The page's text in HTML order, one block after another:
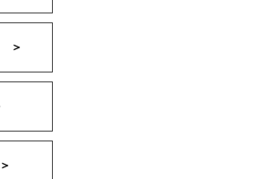
＞